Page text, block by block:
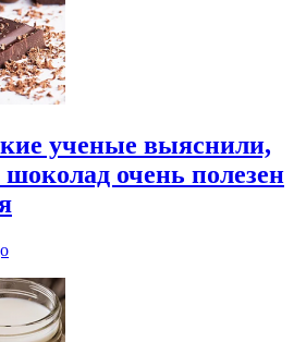
ученые выяснили,
очень полезен